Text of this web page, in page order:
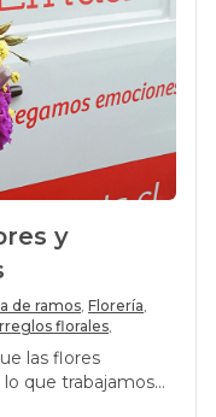
y
de ramos, Florería,
florales
las flores
que trabajamos